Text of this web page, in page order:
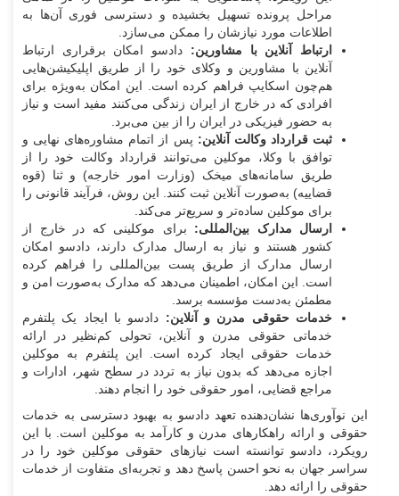
مراحل پرونده تسهیل بخشیده و دسترسی فوری آن‌ها به
اطلاعات مورد نیازشان را ممکن می‌سازد.
ارتباط آنلاین با مشاورین: دادسو امکان برقراری ارتباط
آنلاین با مشاورین و وکلای خود را از طریق اپلیکیشن‌هایی
هم‌چون اسکایپ فراهم کرده است. این امکان به‌ویژه برای
افرادی که در خارج از ایران زندگی می‌کنند مفید است و نیاز
به حضور فیزیکی در ایران را از بین می‌برد.
ثبت قرارداد وکالت آنلاین: پس از اتمام مشاوره‌های نهایی و
توافق با وکلا، موکلین می‌توانند قرارداد وکالت خود را از
طریق سامانه‌های میخک (وزارت امور خارجه) و ثنا (قوه
قضاییه) به‌صورت آنلاین ثبت کنند. این روش، فرآیند قانونی را
برای موکلین ساده‌تر و سریع‌تر می‌کند.
ارسال مدارک بین‌المللی: برای موکلینی که در خارج از
کشور هستند و نیاز به ارسال مدارک دارند، دادسو امکان
ارسال مدارک از طریق پست بین‌المللی را فراهم کرده
است. این امکان، اطمینان می‌دهد که مدارک به‌صورت امن و
مطمئن به‌دست مؤسسه برسد.
خدمات حقوقی مدرن و آنلاین: دادسو با ایجاد یک پلتفرم
خدماتی حقوقی مدرن و آنلاین، تحولی کم‌نظیر در ارائه
خدمات حقوقی ایجاد کرده است. این پلتفرم به موکلین
اجازه می‌دهد که بدون نیاز به تردد در سطح شهر، ادارات و
مراجع قضایی، امور حقوقی خود را انجام دهند.
این نوآوری‌ها نشان‌دهنده تعهد دادسو به بهبود دسترسی به خدمات
حقوقی و ارائه راهکارهای مدرن و کارآمد به موکلین است. با این
رویکرد، دادسو توانسته است نیازهای حقوقی موکلین خود را در
سراسر جهان به نحو احسن پاسخ دهد و تجربه‌ای متفاوت از خدمات
حقوقی را ارائه دهد.